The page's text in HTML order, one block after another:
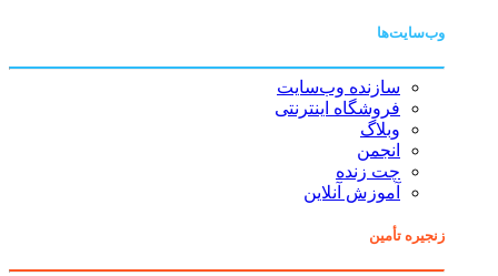
وب‌سایت‌ها
سازنده وب‌سایت
فروشگاه اینترنتی
وبلاگ
انجمن
چت زنده
آموزش آنلاین
زنجیره تأمین